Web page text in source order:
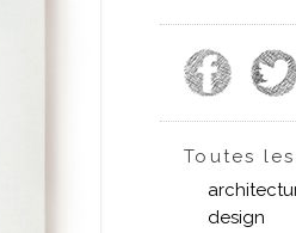
Toutes
design